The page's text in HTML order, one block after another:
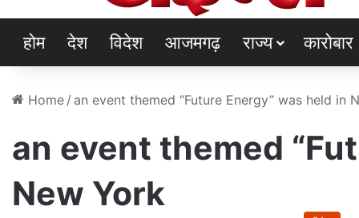
होम देश विदेश आजमगढ़ राज्य कारोबार
Home / an event themed “Future Energy” was held in
an event themed
New York